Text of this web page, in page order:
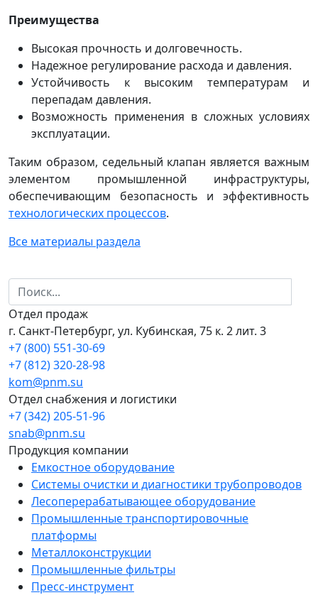
Преимущества
Высокая прочность и долговечность.
Надежное регулирование расхода и давления.
Устойчивость к высоким температурам и
перепадам давления.
Возможность применения в сложных условиях
эксплуатации.
Таким образом, седельный клапан является важным
элементом промышленной инфраструктуры,
обеспечивающим безопасность и эффективность
технологических процессов.
Все материалы раздела
Отдел продаж
г. Санкт-Петербург, ул. Кубинская, 75 к. 2 лит. 3
+7 (800) 551-30-69
+7 (812) 320-28-98
kom@pnm.su
Отдел снабжения и логистики
+7 (342) 205-51-96
snab@pnm.su
Продукция компании
Емкостное оборудование
Системы очистки и диагностики трубопроводов
Лесоперерабатывающее оборудование
Промышленные транспортировочные
платформы
Металлоконструкции
Промышленные фильтры
Пресс-инструмент